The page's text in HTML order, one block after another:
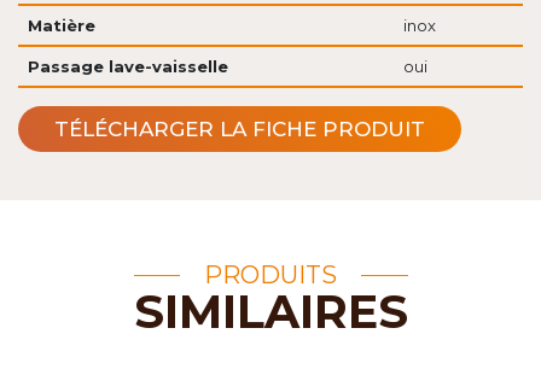
Matière inox
Passage lave-vaisselle oui
TÉLÉCHARGER LA FICHE PRODUIT
PRODUITS
SIMILAIRES